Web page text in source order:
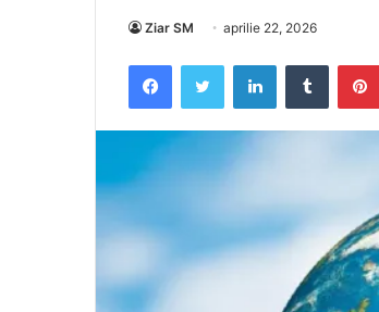
Ziar SM aprilie 22, 2026
FacebookTwitter LinkedInTumblr